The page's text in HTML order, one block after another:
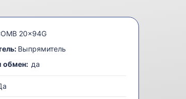
20x94G
Выпрямитель
обмен: да